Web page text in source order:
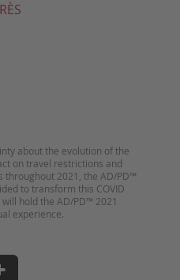
about the evolution of the
on travel restrictions and
throughout 2021, the AD/PD™
to transform this COVID
hold the AD/PD™ 2021